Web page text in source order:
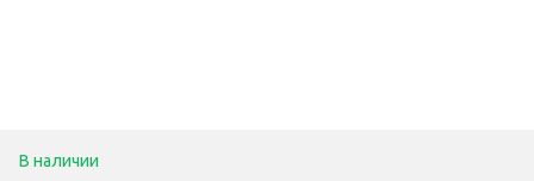
В наличии